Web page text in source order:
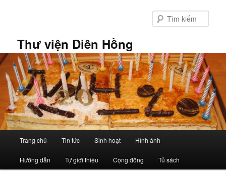
Thư viện Diên Hồng
kiếm
Trang chủ Tin tức Sinh hoạt Hình ảnh
Hướng dẫn Tự giới thiệu Cộng đồng Tủ sách